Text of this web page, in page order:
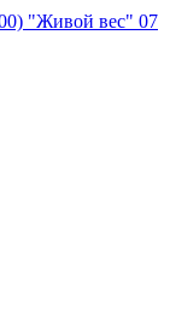
"Живой вес" 07